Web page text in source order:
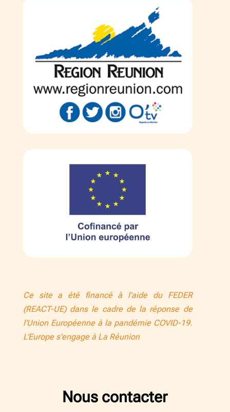
Ce site a été financé à l’aide du FEDER
(REACT-UE) dans le cadre de la réponse de
l’Union Européenne à la pandémie COVID-19.
L’Europe s’engage à La Réunion
Nous contacter